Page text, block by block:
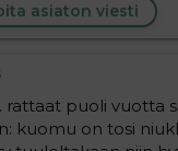
asiaton viesti
rattaat puoli vuotta
kuomu on tosi